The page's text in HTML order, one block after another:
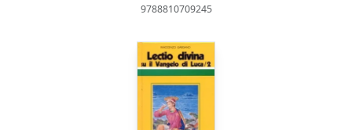
9788810709245